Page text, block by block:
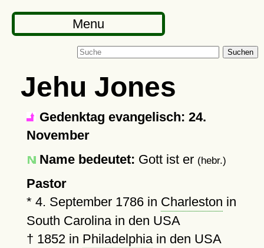
Menu
Suchen
Jehu Jones
Gedenktag evangelisch: 24.
November
Name bedeutet: Gott ist er (hebr.)
Pastor
* 4. September 1786in Charleston in
South Carolina in den USA
† 1852in Philadelphiain den USA